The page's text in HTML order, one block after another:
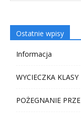
Ostatnie wpisy
Informacja
WYCIECZKA
POŻEGNANIE